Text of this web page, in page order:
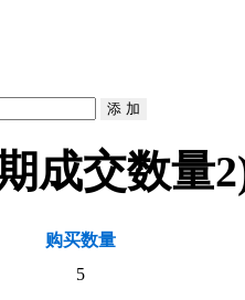
成交数量2
购买数量
5